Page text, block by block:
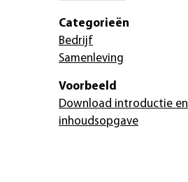
Categorieën
Bedrijf
Samenleving
Voorbeeld
Download introductie en
inhoudsopgave